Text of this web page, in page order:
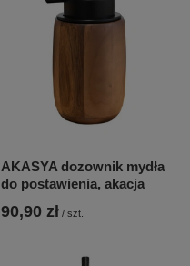
AKASYA dozownik mydła
do postawienia, akacja
90,90 zł / szt.